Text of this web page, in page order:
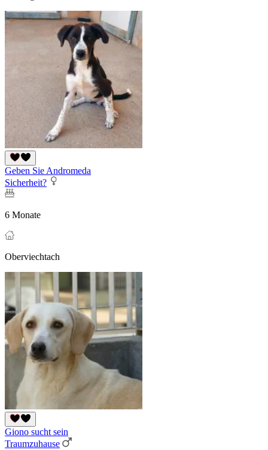
Geben Sie Andromeda
Sicherheit?
6 Monate
Oberviechtach
Giono sucht sein
Traumzuhause